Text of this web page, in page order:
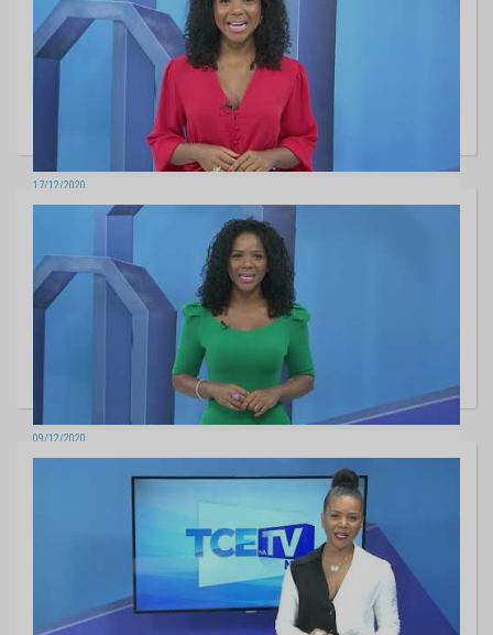
17/12/2020
TCE na TV - Edição 564
09/12/2020
TCE na TV - Edição 563